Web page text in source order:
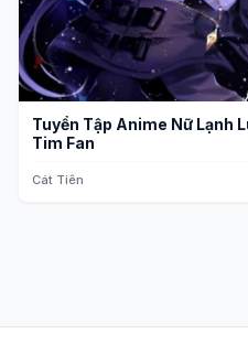
Tuyển Tập Anime Nữ Lạnh
Tim Fan
Cát Tiên